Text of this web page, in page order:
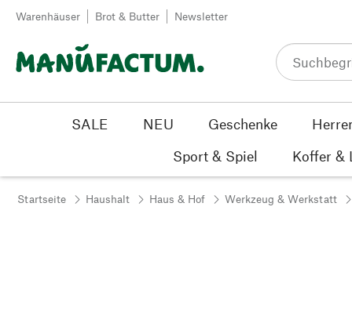
Zum Inhalt springen
Warenhäuser Brot & Butter Newsletter
SALE NEU Geschenke
Sport & Spiel
Koffer &
Startseite Haushalt Haus & Hof Werkzeug & Werkstatt